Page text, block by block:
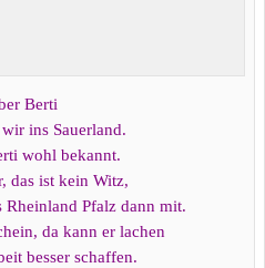
Berti
ins Sauerland.
wohl bekannt.
das ist kein Witz,
Rheinland Pfalz dann mit.
da kann er lachen
besser schaffen.